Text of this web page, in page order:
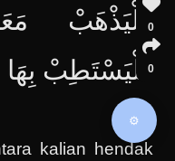
فَلْيَذْهَبْ
فَلْيَسْتَطِبْ بِهَا
kalian hendak
0
0
⚙️